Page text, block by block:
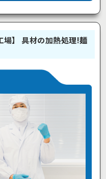
場】 具材の加熱処理!麺